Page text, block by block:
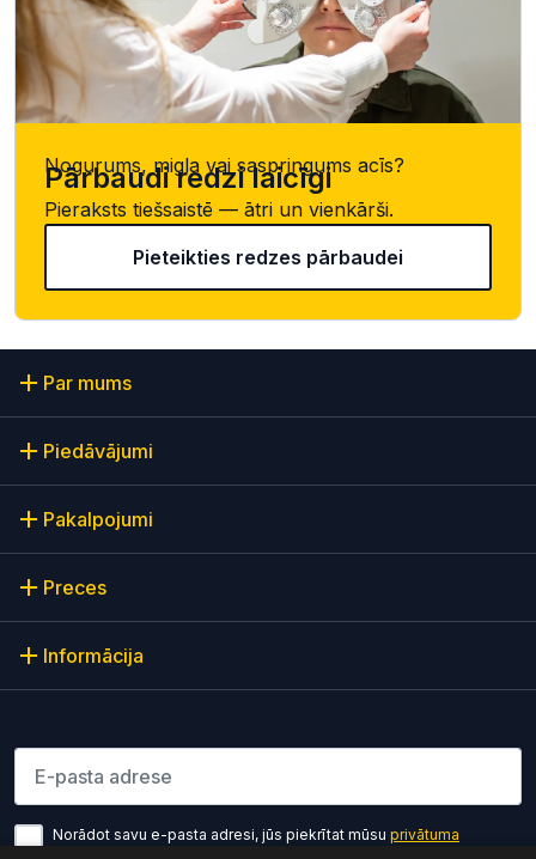
Nogurums, migla vai saspringums acīs?
Pārbaudi redzi laicīgi
Pieraksts tiešsaistē — ātri un vienkārši.
Pieteikties redzes pārbaudei
Par mums
Piedāvājumi
Pakalpojumi
Preces
Informācija
Lūdzu ievadiet e-pasta adresi
Norādot savu e-pasta adresi, jūs piekrītat mūsu privātuma